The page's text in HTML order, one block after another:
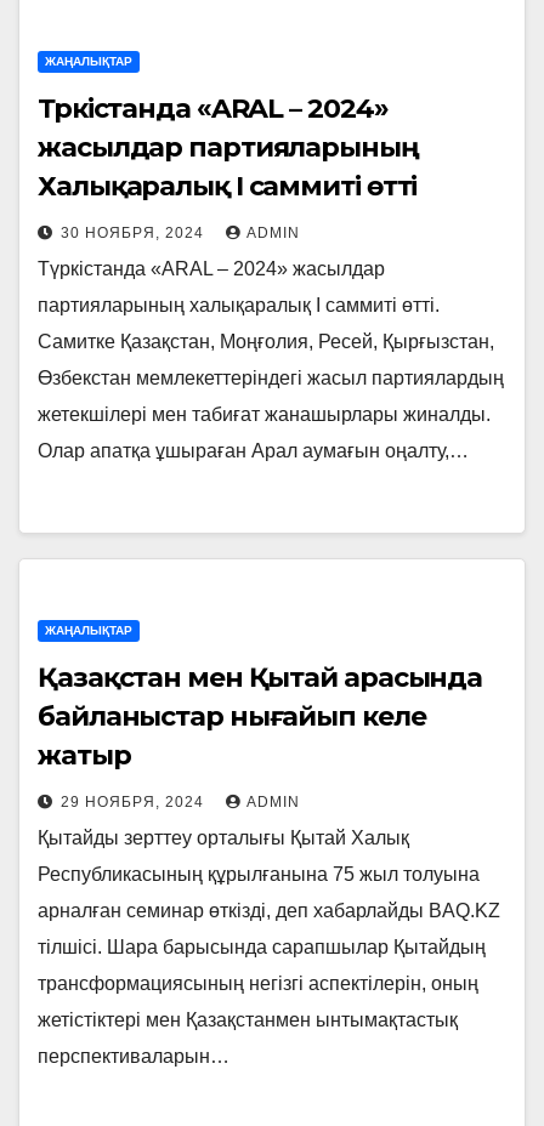
ЖАҢАЛЫҚТАР
Түркістанда «ARAL – 2024»
жасылдар партияларының
Халықаралық I саммиті өтті
30 НОЯБРЯ, 2024 ADMIN
Түркістанда «ARAL – 2024» жасылдар
партияларының халықаралық І саммиті өтті.
Самитке Қазақстан, Моңғолия, Ресей, Қырғызстан,
Өзбекстан мемлекеттеріндегі жасыл партиялардың
жетекшілері мен табиғат жанашырлары жиналды.
Олар апатқа ұшыраған Арал аумағын оңалту,…
ЖАҢАЛЫҚТАР
Қазақстан мен Қытай арасында
байланыстар нығайып келе
жатыр
29 НОЯБРЯ, 2024 ADMIN
Қытайды зерттеу орталығы Қытай Халық
Республикасының құрылғанына 75 жыл толуына
арналған семинар өткізді, деп хабарлайды BAQ.KZ
тілшісі. Шара барысында сарапшылар Қытайдың
трансформациясының негізгі аспектілерін, оның
жетістіктері мен Қазақстанмен ынтымақтастық
перспективаларын…